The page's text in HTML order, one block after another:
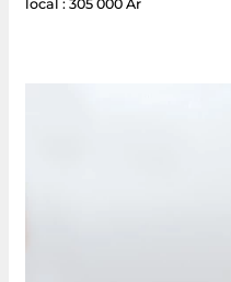
local : 305 000 Ar